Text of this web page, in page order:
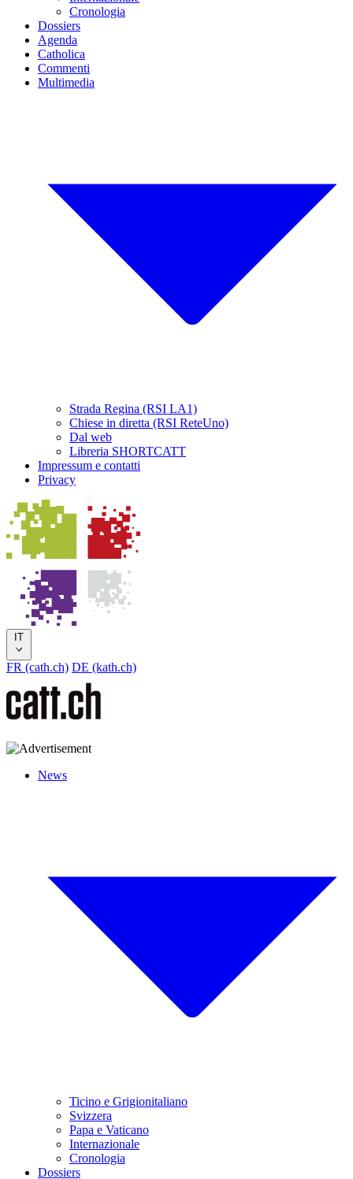
Cronologia
Dossiers
Agenda
Catholica
Commenti
Multimedia
Strada Regina (RSI LA1)
Chiese in diretta (RSI ReteUno)
Dal web
Libreria SHORTCATT
Impressum e contatti
Privacy
IT
FR (cath.ch) DE (kath.ch)
News
Ticino e Grigionitaliano
Svizzera
Papa e Vaticano
Internazionale
Cronologia
Dossiers